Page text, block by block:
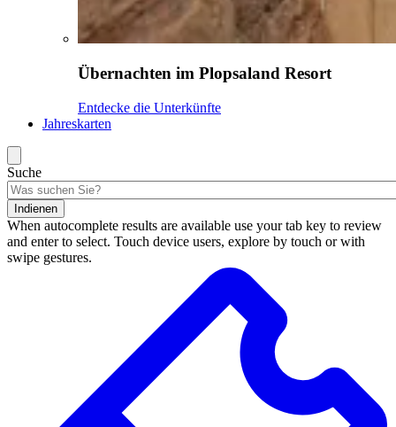
Übernachten im Plopsaland Resort
Entdecke die Unterkünfte
Jahreskarten
Suche
Indienen
When autocomplete results are available use your tab key to review
and enter to select. Touch device users, explore by touch or with
swipe gestures.